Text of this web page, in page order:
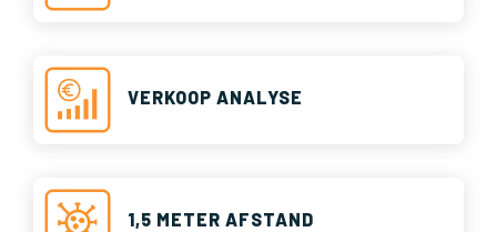
VERKOOP ANALYSE
1,5 METER AFSTAND